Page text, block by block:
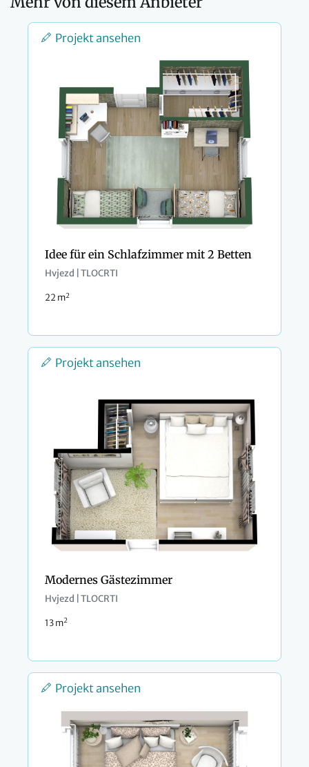
Projekt ansehen
Idee für ein Schlafzimmer mit 2 Betten
Hvjezd | TLOCRTI
22 m2
Projekt ansehen
Modernes Gästezimmer
Hvjezd | TLOCRTI
13 m2
Projekt ansehen